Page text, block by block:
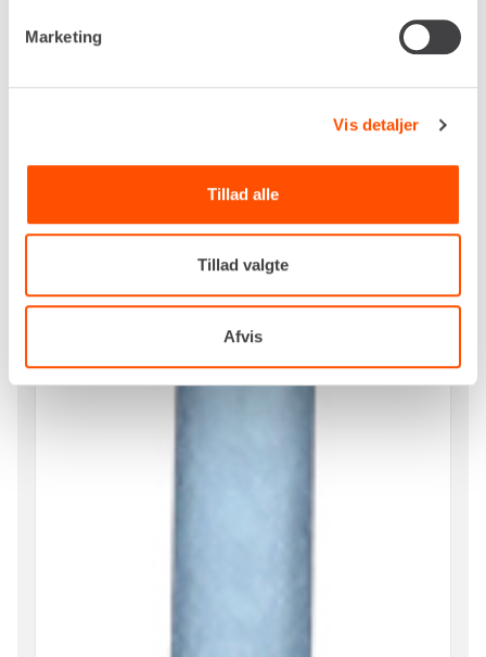
Marketing
Vis detaljer
Tillad alle
Tillad valgte
Afvis